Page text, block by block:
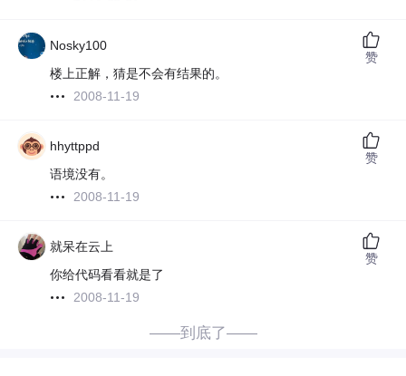
Nosky100
楼上正解，猜是不会有结果的。
2008-11-19
赞
hhyttppd
语境没有。
2008-11-19
赞
就呆在云上
你给代码看看就是了
2008-11-19
赞
——到底了——